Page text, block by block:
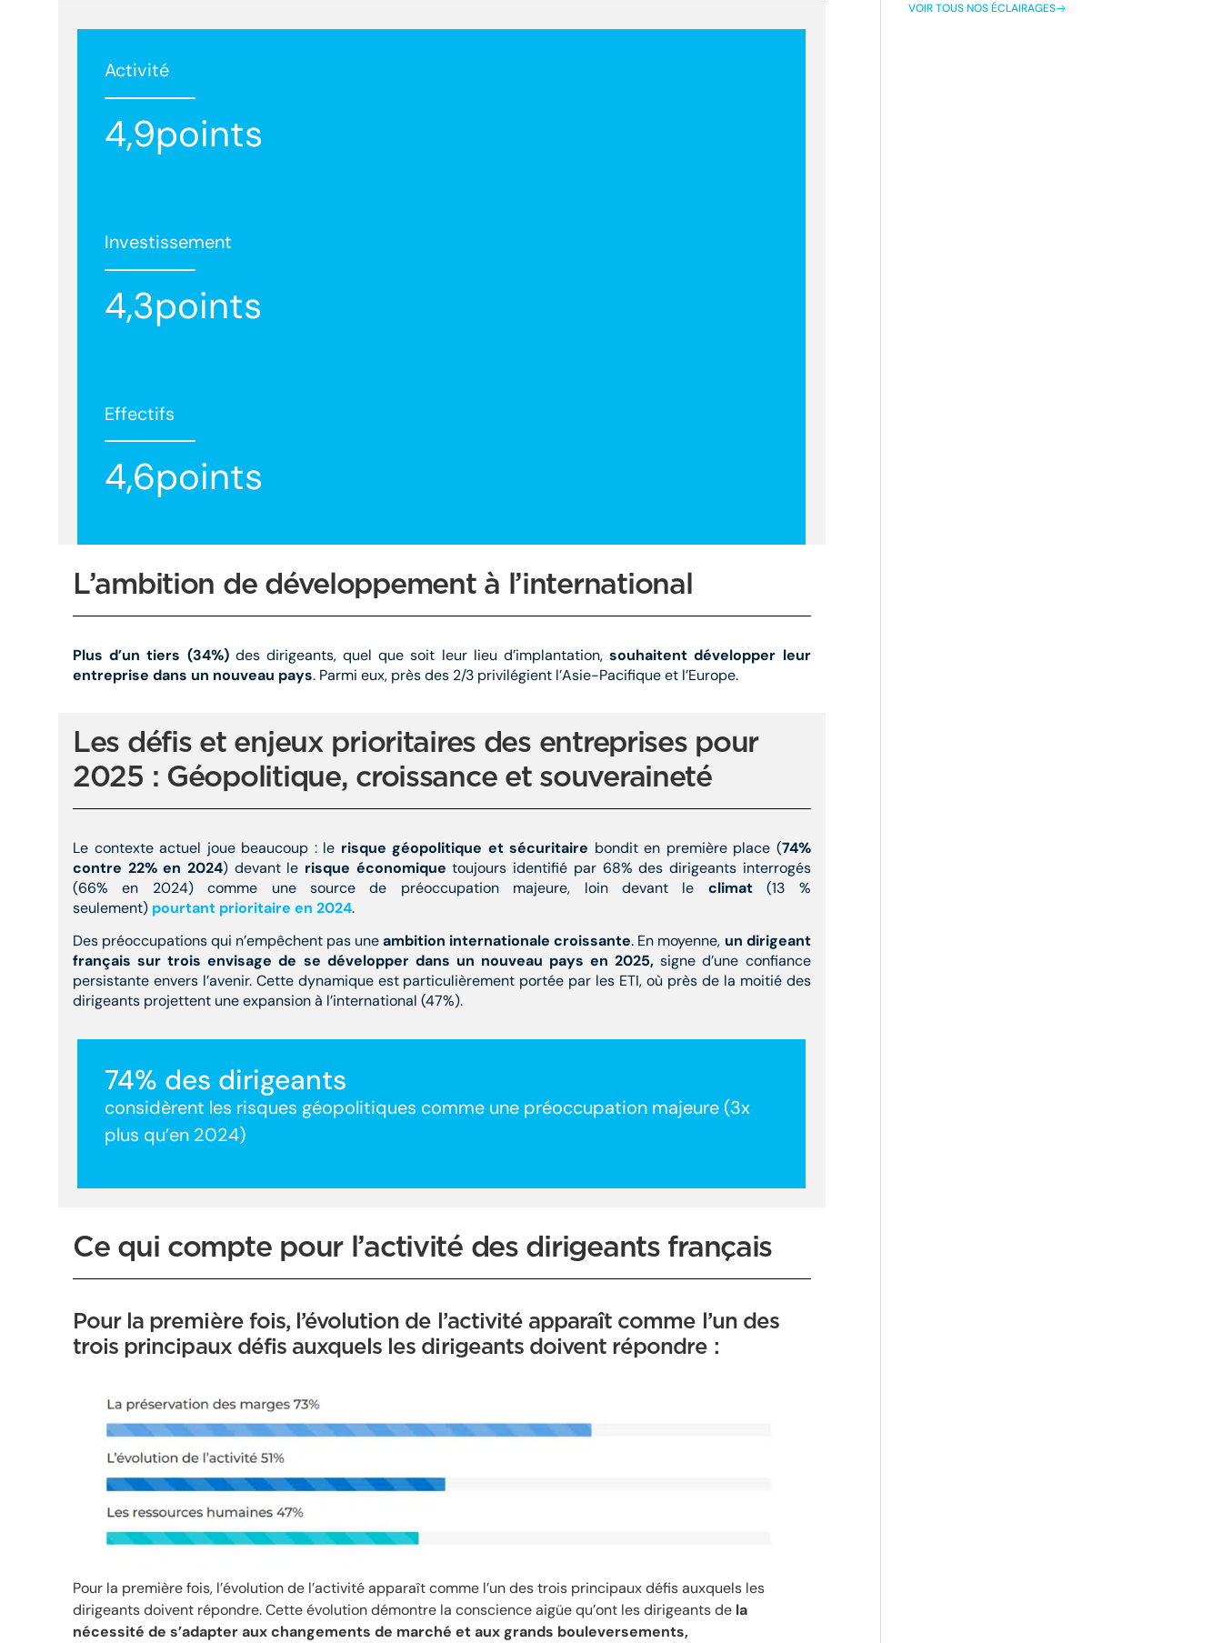
Activité
4,9points
Investissement
4,3points
Effectifs
4,6points
L’ambition de développement à l’international
Plus d’un tiers (34%)des dirigeants, quel que soit leur lieu d’implantation,souhaitent développer leur
entreprise dans un nouveau pays. Parmi eux, près des 2/3 privilégient l’Asie-Pacifique et l’Europe.
Les défis et enjeux prioritaires des entreprises pour
2025 : Géopolitique, croissance et souveraineté
Le contexte actuel joue beaucoup : le risque géopolitique et sécuritaire bondit en première place (74%
contre 22% en 2024) devant le risque économique toujours identifié par 68% des dirigeants interrogés
(66% en 2024) comme une source de préoccupation majeure, loin devant le climat(13 %
seulement) pourtant prioritaire en 2024.
Des préoccupations qui n’empêchent pas uneambition internationale croissante. En moyenne, un dirigeant
français sur trois envisage de se développer dans un nouveau pays en 2025, signe d’une confiance
persistante envers l’avenir. Cette dynamique est particulièrement portée par les ETI, où près de la moitié des
dirigeants projettent une expansion à l’international (47%).
74% des dirigeants
considèrent les risques géopolitiques comme une préoccupation majeure (3x
plus qu’en 2024)
Ce qui compte pour l’activité des dirigeants français
Pour la première fois, l’évolution de l’activité apparaît comme l’un des
trois principaux défis auxquels les dirigeants doivent répondre :
Pour la première fois, l’évolution de l’activité apparaît comme l’un des trois principaux défis auxquels les
dirigeants doivent répondre. Cette évolution démontre la conscience aigüe qu’ont les dirigeants de la
nécessité de s’adapter aux changements de marché et aux grands bouleversements,
VOIR TOUS NOS ÉCLAIRAGES